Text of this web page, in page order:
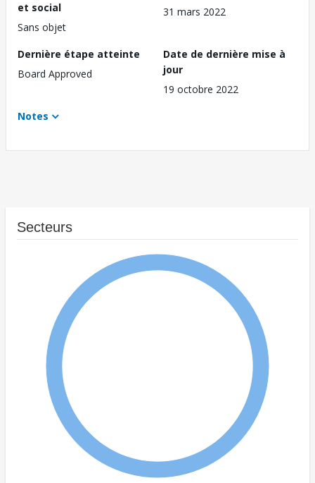
et social
Sans objet
31 mars 2022
Dernière étape atteinte
Board Approved
Date de dernière mise à
jour
19 octobre 2022
Notes
Secteurs